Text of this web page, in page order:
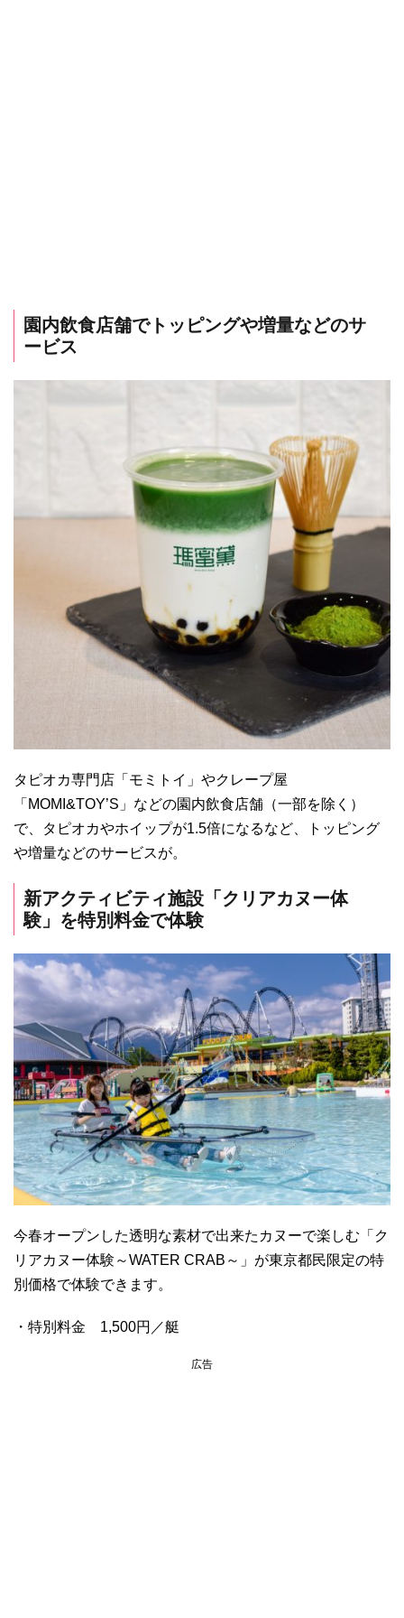
園内飲食店舗でトッピングや増量などのサ
ービス
タピオカ専門店「モミトイ」やクレープ屋
「MOMI&TOY’S」などの園内飲食店舗（一部を除く）
で、タピオカやホイップが1.5倍になるなど、トッピング
や増量などのサービスが。
新アクティビティ施設「クリアカヌー体
験」を特別料金で体験
今春オープンした透明な素材で出来たカヌーで楽しむ「ク
リアカヌー体験～WATER CRAB～」が東京都民限定の特
別価格で体験できます。
・特別料金 1,500円／艇
広告